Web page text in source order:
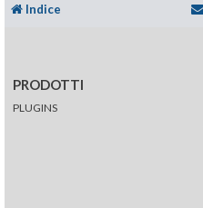
Indice
PRODOTTI
PLUGINS